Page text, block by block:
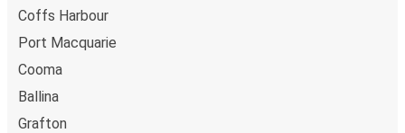
Coffs Harbour
Port Macquarie
Cooma
Ballina
Grafton